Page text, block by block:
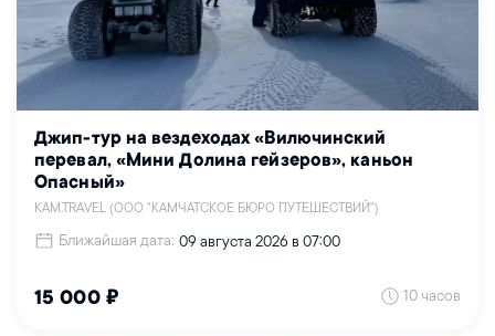
Джип-тур на вездеходах «Вилючинский
перевал, «Мини Долина гейзеров», каньон
Опасный»
KAM.TRAVEL (ООО "КАМЧАТСКОЕ БЮРО ПУТЕШЕСТВИЙ")
Ближайшая дата: 09 августа 2026 в 07:00
15 000 ₽ 10 часов